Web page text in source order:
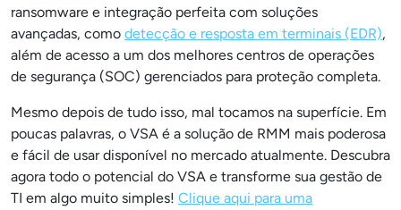
ransomware e integração perfeita com soluções
avançadas, como detecção e resposta em terminais (EDR),
além de acesso a um dos melhores centros de operações
de segurança (SOC) gerenciados para proteção completa.
Mesmo depois de tudo isso, mal tocamos na superfície. Em
poucas palavras, o VSA é a solução de RMM mais poderosa
e fácil de usar disponível no mercado atualmente. Descubra
agora todo o potencial do VSA e transforme sua gestão de
TI em algo muito simples! Clique aqui para uma